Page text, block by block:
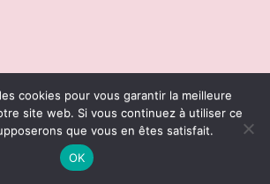
cookies pour vous garantir la meilleure
site web. Si vous continuez à utiliser ce
que vous en êtes satisfait.
OK